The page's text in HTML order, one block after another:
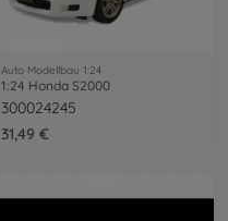
Auto Modellbau 1:24
1:24 Honda S2000
300024245
31,49 €